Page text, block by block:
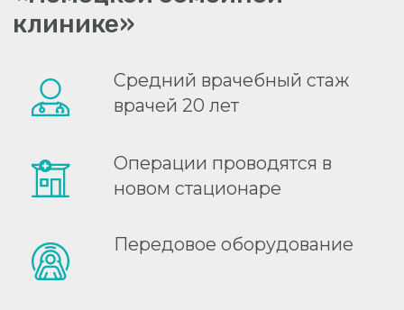
операции (fast track surgery). В рамках
такого подхода пациент оперируется в
— лапароскопия и эндоскопия. Техника
анестезии также ориентирована на
обезболивания. Соблюдается адекватная
гидратация для профилактики
Кроме того, практикуется ранняя
мобилизация, когда пациент начинает
вставать с постели в течение первых